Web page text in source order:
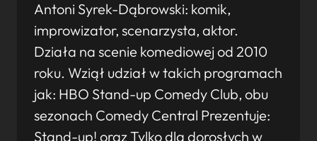
Antoni Syrek-Dąbrowski: komik,
improwizator, scenarzysta, aktor.
Działa na scenie komediowej od 2010
roku. Wziął udział w takich programach
jak: HBO Stand-up Comedy Club, obu
sezonach Comedy Central Prezentuje:
Stand-up! oraz Tylko dla dorosłych w